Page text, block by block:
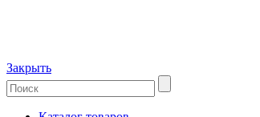
Закрыть